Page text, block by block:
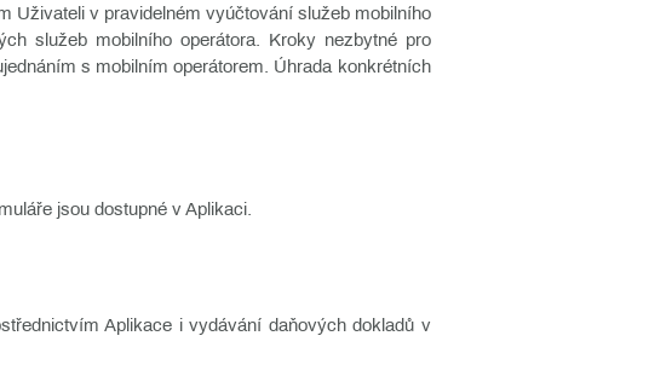
Uživateli v pravidelném vyúčtování služeb mobilního
služeb mobilního operátora. Kroky nezbytné pro
s mobilním operátorem. Úhrada konkrétních
jsou dostupné v Aplikaci.
Aplikace i vydávání daňových dokladů v